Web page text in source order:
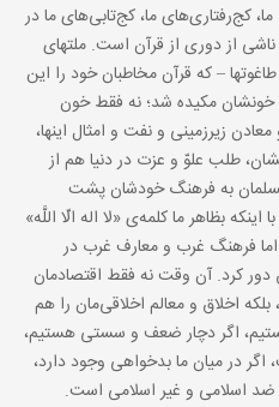
کج‌رفتاری‌های ما، کج‌تابی‌های ما در
از دوری از قرآن است. ملتهای
– که قرآن مخاطبان خود را این
خونشان مکیده شد؛ نه فقط خون
زیرزمینی و نفت و امثال اینها،
طلب علوّ و عزت در دنیا هم از
به فرهنگ خودشان پشت
بظاهر ما کلمه‌ی «لا اله الّا اللَّه»
اما فرهنگ غرب و معارف غرب در
دور کرد. آن وقت نه فقط اقتصادمان
اخلاق و معالم اخلاقی‌مان را هم
اگر دچار ضعف و سستی هستیم،
اگر در میان ما بدخواهی وجود دارد،
ضد اسلامی و غیر اسلامی است.